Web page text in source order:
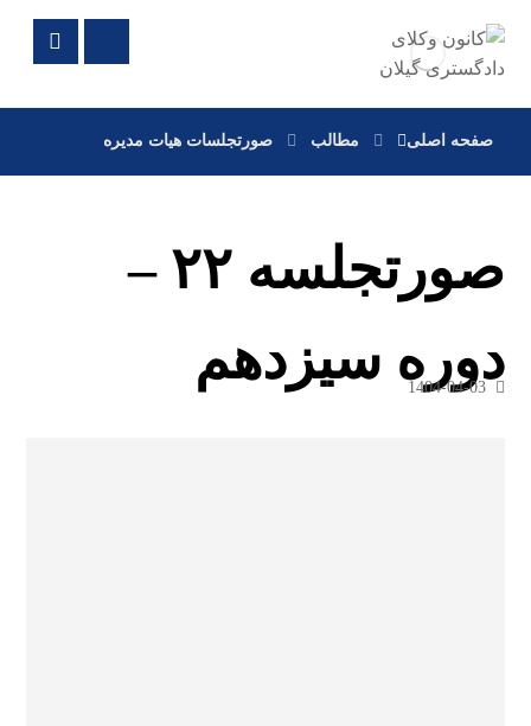
صفحه اصلی مطالب صورتجلسات هیات مدیره
صورتجلسه ۲۲ –
دوره سیزدهم
1404-04-03